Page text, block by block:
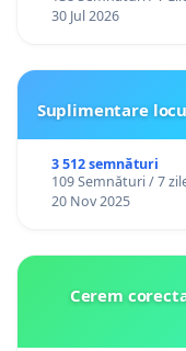
30 Jul 2026
Suplimentare
3 512 semnături
109 Semnături / 7
20 Nov 2025
Cerem